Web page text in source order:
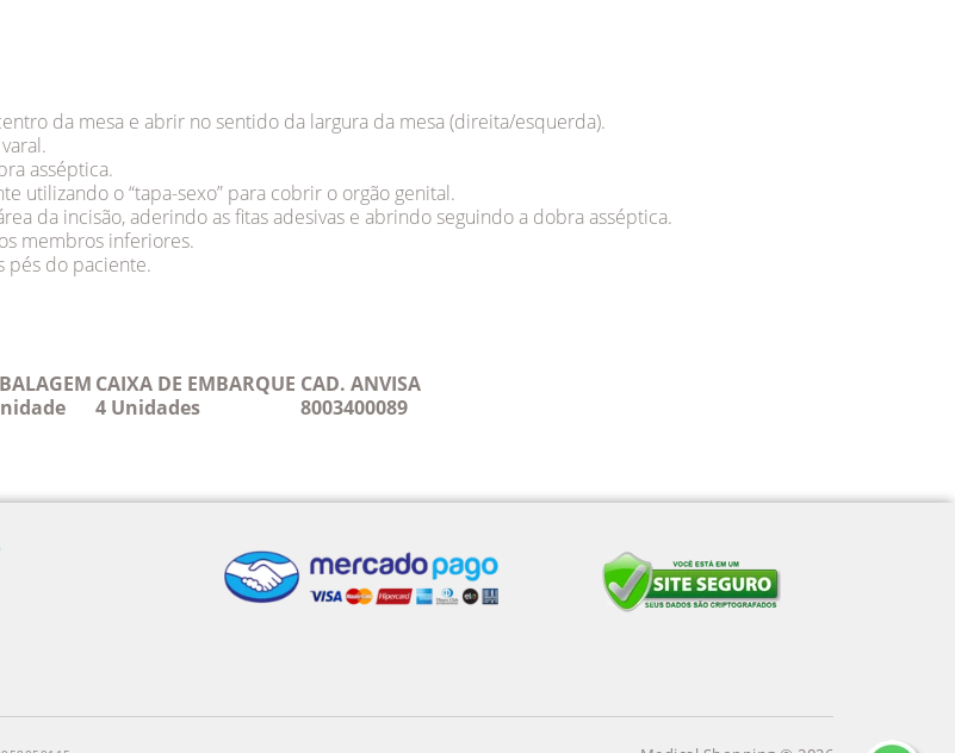
da mesa e abrir no sentido da largura da mesa (direita/esquerda).
asséptica.
utilizando o “tapa-sexo” para cobrir o orgão genital.
da incisão, aderindo as ﬁtas adesivas e abrindo seguindo a dobra asséptica.
membros inferiores.
pés do paciente.
CAIXA DE EMBARQUE CAD. ANVISA
4 Unidades 8003400089